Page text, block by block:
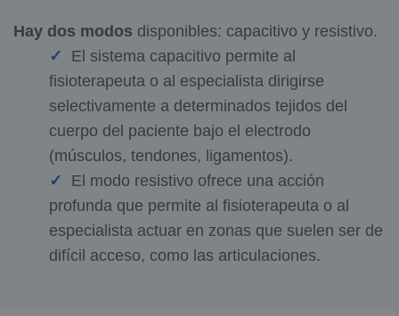
Hay dos modos disponibles: capacitivo y resistivo.
El sistema capacitivo permite al
fisioterapeuta o al especialista dirigirse
selectivamente a determinados tejidos del
cuerpo del paciente bajo el electrodo
(músculos, tendones, ligamentos).
El modo resistivo ofrece una acción
profunda que permite al fisioterapeuta o al
especialista actuar en zonas que suelen ser de
difícil acceso, como las articulaciones.